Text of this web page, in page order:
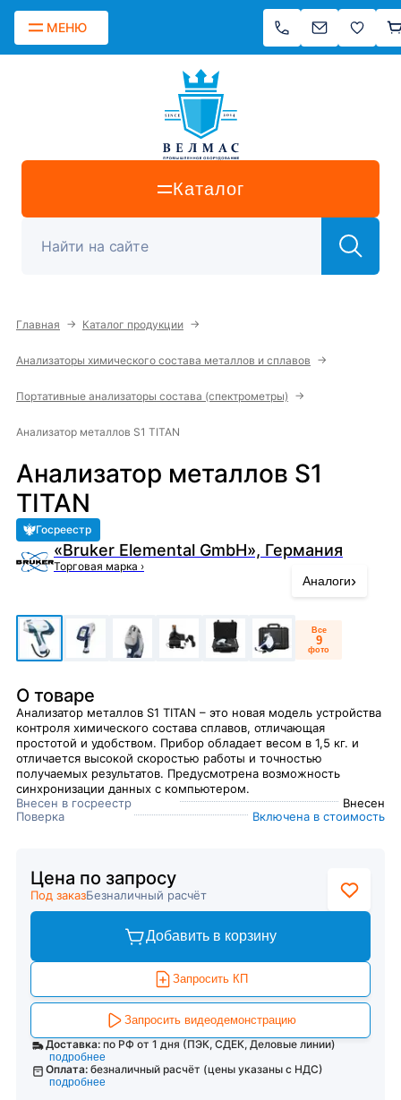
МЕНЮ
Каталог
Главная → Каталог продукции →
Анализаторы химического состава металлов и сплавов →
Портативные анализаторы состава (спектрометры) →
Анализатор металлов S1 TITAN
Анализатор металлов S1
TITAN
Госреестр
«Bruker Elemental GmbH», Германия
Торговая марка ›
Все
9
фото
Аналоги›
О товаре
Анализатор металлов S1 TITAN – это новая модель устройства
контроля химического состава сплавов, отличающая
простотой и удобством. Прибор обладает весом в 1,5 кг. и
отличается высокой скоростью работы и точностью
получаемых результатов. Предусмотрена возможность
синхронизации данных с компьютером.
Внесен в госреестр
Внесен
Поверка
Включена в стоимость
Цена по запросу
Под заказБезналичный расчёт
Добавить в корзину
Запросить КП
Запросить видеодемонстрацию
Доставка: по РФ от 1 дня (ПЭК, СДЕК, Деловые линии)
подробнее
Оплата: безналичный расчёт (цены указаны с НДС)
подробнее